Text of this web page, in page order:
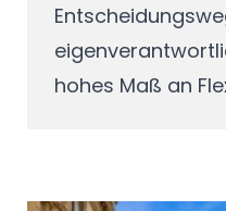
hohes Maß an